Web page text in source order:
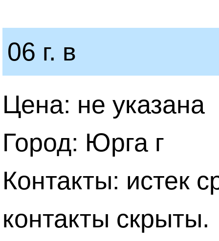
06 г. в
Цена: не указана
Город: Юрга г
Контакты: истек
контакты скрыты.